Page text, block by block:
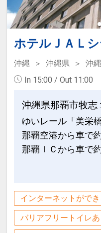
ホテルＪＡＬ
沖縄 沖縄県 沖
In 15:00 / Out 11:00
沖縄県那覇市牧志
ゆいレール「美栄
那覇空港から車で
那覇ＩＣから車で
インターネットができ
バリアフリートイレあ